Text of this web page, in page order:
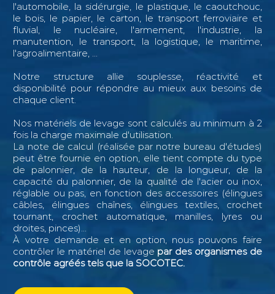
l'automobile, la sidérurgie, le plastique, le caoutchouc,
le bois, le papier, le carton, le transport ferroviaire et
fluvial, le nucléaire, l'armement, l'industrie, la
manutention, le transport, la logistique, le maritime,
l'agroalimentaire, ...
Notre structure allie souplesse, réactivité et
disponibilité pour répondre au mieux aux besoins de
chaque client.
Nos matériels de levage sont calculés au minimum à 2
fois la charge maximale d'utilisation.
La note de calcul (réalisée par notre bureau d'études)
peut être fournie en option, elle tient compte du type
de palonnier, de la hauteur, de la longueur, de la
capacité du palonnier, de la qualité de l'acier ou inox,
réglable ou pas, en fonction des accessoires (élingues
câbles, élingues chaînes, élingues textiles, crochet
tournant, crochet automatique, manilles, lyres ou
droites, pinces)...
À votre demande et en option, nous pouvons faire
contrôler le matériel de levage par des organismes de
contrôle agréés tels que la SOCOTEC.